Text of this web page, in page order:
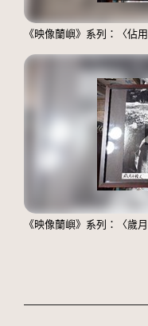
《映像蘭嶼》系列：〈佔
《映像蘭嶼》系列：〈歲月